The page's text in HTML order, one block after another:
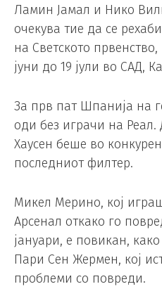
Ламин Јамал ​​и Нико
очекува тие да се
на Светското
јуни до 19 јули во САД,
За прв пат Шпанија на
оди без играчи на
Хаусен беше во
последниот филтер.
Микел Мерино, кој
Арсенал откако го
јануари, е повикан,
Пари Сен Жермен, кој
проблеми со повреди.